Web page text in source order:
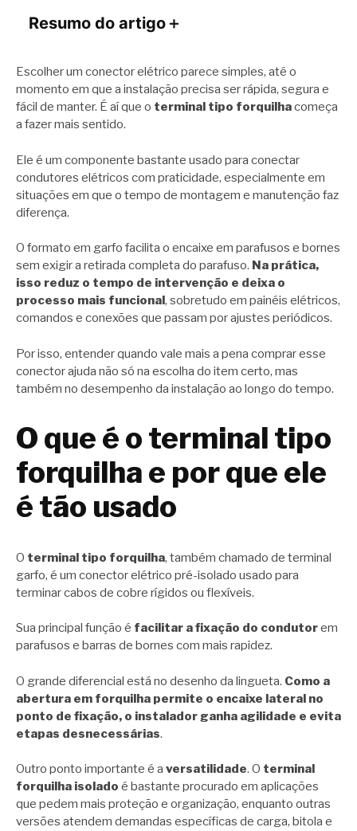
Resumo do artigo＋
Escolher um conector elétrico parece simples, até o
momento em que a instalação precisa ser rápida, segura e
fácil de manter. É aí que o terminal tipo forquilhacomeça
a fazer mais sentido.
Ele é um componente bastante usado para conectar
condutores elétricos com praticidade, especialmente em
situações em que o tempo de montagem e manutenção faz
diferença.
O formato em garfo facilita o encaixe em parafusos e bornes
sem exigir a retirada completa do parafuso. Na prática,
isso reduz o tempo de intervenção e deixa o
processo mais funcional , sobretudo em painéis elétricos,
comandos e conexões que passam por ajustes periódicos.
Por isso, entender quando vale mais a pena comprar esse
conector ajuda não só na escolha do item certo, mas
também no desempenho da instalação ao longo do tempo.
O que é o terminal tipo
forquilha e por que ele
é tão usado
O terminal tipo forquilha, também chamado de terminal
garfo, é um conector elétrico pré-isolado usado para
terminar cabos de cobre rígidos ou flexíveis.
Sua principal função é facilitar a fixação do condutorem
parafusos e barras de bornes com mais rapidez.
O grande diferencial está no desenho da lingueta. Como a
abertura em forquilha permite o encaixe lateral no
ponto de fixação, o instalador ganha agilidade e evita
etapas desnecessárias.
Outro ponto importante é a versatilidade. O terminal
forquilha isolado é bastante procurado em aplicações
que pedem mais proteção e organização, enquanto outras
versões atendem demandas específicas de carga, bitola e